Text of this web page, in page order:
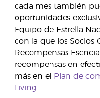
cada mes también
oportunidades
Equipo de Estrella
con la que los Socios
Recompensas
recompensas en
más en el
Plan de
Living.